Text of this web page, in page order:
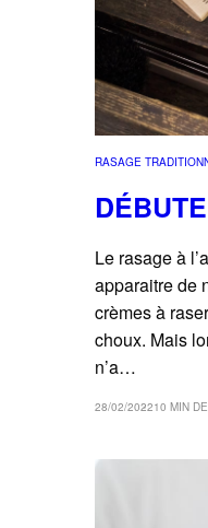
RASAGE
Le rasage à
apparaitre de
crèmes à
choux. Mais
n’a…
28/02/202210 MIN